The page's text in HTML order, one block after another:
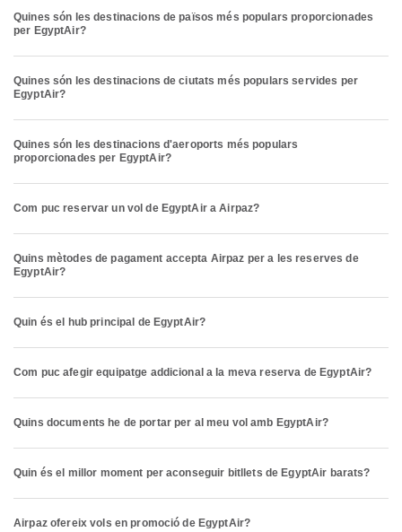
Quines són les destinacions de països més populars proporcionades
per EgyptAir?
Quines són les destinacions de ciutats més populars servides per
EgyptAir?
Quines són les destinacions d'aeroports més populars
proporcionades per EgyptAir?
Com puc reservar un vol de EgyptAir a Airpaz?
Quins mètodes de pagament accepta Airpaz per a les reserves de
EgyptAir?
Quin és el hub principal de EgyptAir?
Com puc afegir equipatge addicional a la meva reserva de EgyptAir?
Quins documents he de portar per al meu vol amb EgyptAir?
Quin és el millor moment per aconseguir bitllets de EgyptAir barats?
Airpaz ofereix vols en promoció de EgyptAir?